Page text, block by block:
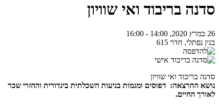
סדנה בריבוד ואי שוויון
26 במרץ 2020, 14:00 - 16:00
בנין נפתלי, חדר 615
סדנה בריבוד ואי שוויון
נושא ההרצאה: דפוסים ומגמות בניעות השכלתית בינדורית והחזרי שכר
לאורך החיים.